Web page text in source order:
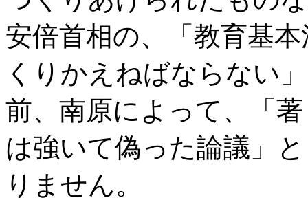
安倍首相の、「教育基
くりかえねばならない
前、南原によって、「
は強いて偽った論議」
りません。